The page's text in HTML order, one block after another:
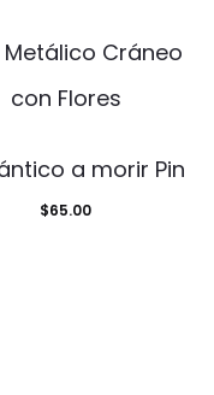
a morir Pin
$65.00